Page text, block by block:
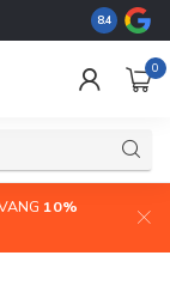
De
8.4
0
10%